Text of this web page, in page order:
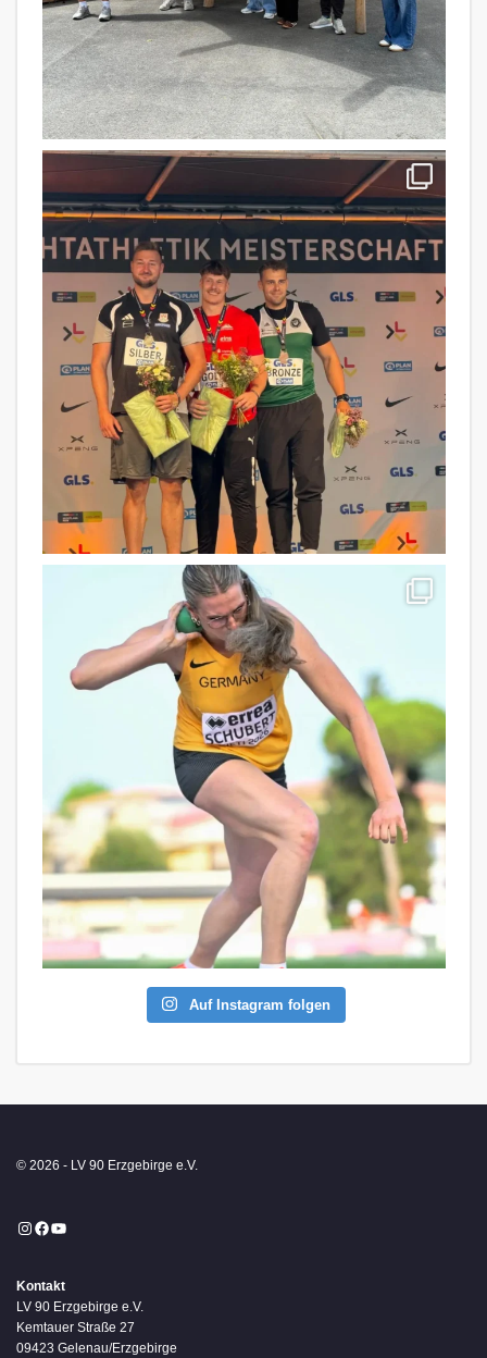
Auf Instagram folgen
© 2026 - LV 90 Erzgebirge e.V.
Instagram
Facebook
YouTube
Kontakt
LV 90 Erzgebirge e.V.
Kemtauer Straße 27
09423 Gelenau/Erzgebirge